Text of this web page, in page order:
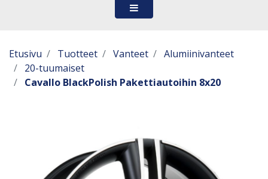
Etusivu Tuotteet Vanteet
Alumiinivanteet
20-tuumaiset
Cavallo BlackPolish Pakettiautoihin 8x20